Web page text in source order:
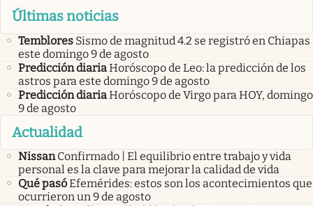
Últimas noticias
Temblores Sismo de magnitud 4.2 se registró en Chiapas
este domingo 9 de agosto
Predicción diariaHoróscopo de Leo: la predicción de los
astros para este domingo 9 de agosto
Predicción diariaHoróscopo de Virgo para HOY, domingo
9 de agosto
Actualidad
Nissan Confirmado | El equilibrio entre trabajo y vida
personal es la clave para mejorar la calidad de vida
Qué pasóEfemérides: estos son los acontecimientos que
ocurrieron un 9 de agosto